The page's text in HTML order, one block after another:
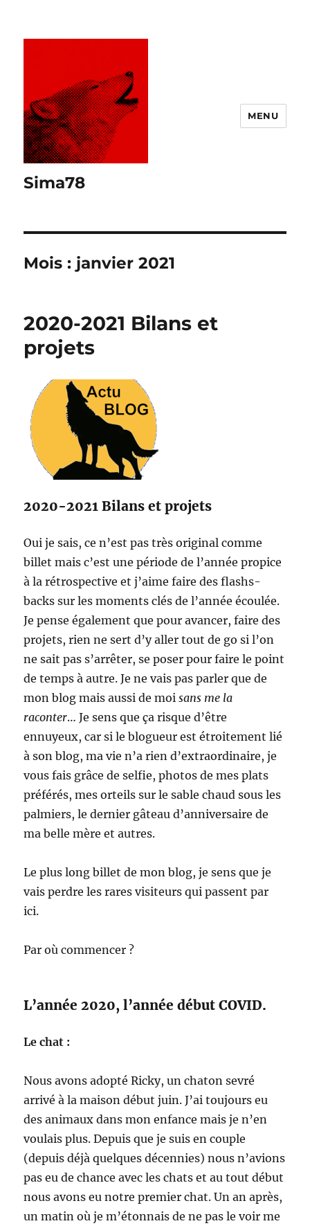
Sima78
MENU
Mois : janvier 2021
2020-2021 Bilans et
projets
2020-2021 Bilans et projets
Oui je sais, ce n’est pas très original comme
billet mais c’est une période de l’année propice
à la rétrospective et j’aime faire des flashs-
backs sur les moments clés de l’année écoulée.
Je pense également que pour avancer, faire des
projets, rien ne sert d’y aller tout de go si l’on
ne sait pas s’arrêter, se poser pour faire le point
de temps à autre. Je ne vais pas parler que de
mon blog mais aussi de moisans me la
raconter… Je sens que ça risque d’être
ennuyeux, car si le blogueur est étroitement lié
à son blog, ma vie n’a rien d’extraordinaire, je
vous fais grâce de selfie, photos de mes plats
préférés, mes orteils sur le sable chaud sous les
palmiers, le dernier gâteau d’anniversaire de
ma belle mère et autres.
Le plus long billet de mon blog, je sens que je
vais perdre les rares visiteurs qui passent par
ici.
Par où commencer ?
L’année 2020, l’année début COVID.
Le chat :
Nous avons adopté Ricky, un chaton sevré
arrivé à la maison début juin. J’ai toujours eu
des animaux dans mon enfance mais je n’en
voulais plus. Depuis que je suis en couple
(depuis déjà quelques décennies) nous n’avions
pas eu de chance avec les chats et au tout début
nous avons eu notre premier chat. Un an après,
un matin où je m’étonnais de ne pas le voir me